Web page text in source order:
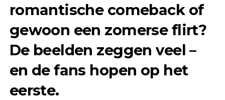
romantische comeback of
gewoon een zomerse flirt?
De beelden zeggen veel –
en de fans hopen op het
eerste.